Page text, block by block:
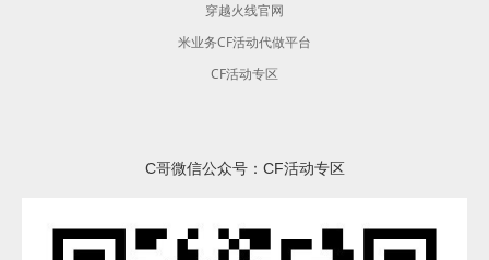
穿越火线官网
米业务CF活动代做平台
CF活动专区
C哥微信公众号：CF活动专区